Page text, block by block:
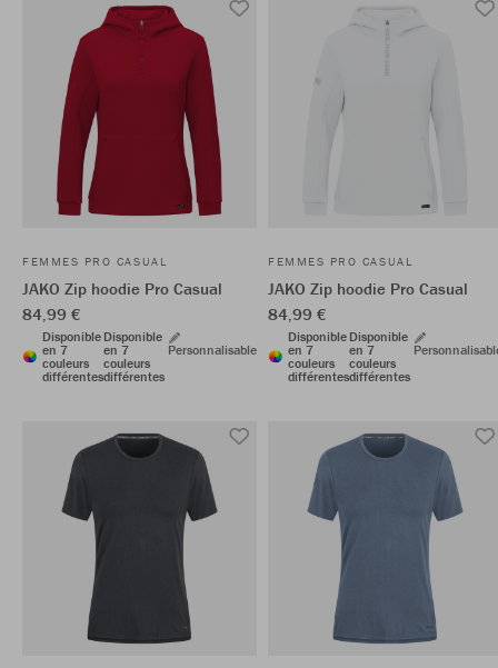
FEMMES PRO CASUAL
JAKO Zip hoodie Pro Casual
84,99 €
Disponible
en 7
couleurs
différentes
Disponible
en 7
couleurs
différentes
Personnalisable
FEMMES PRO CASUAL
JAKO Zip hoodie Pro Casual
84,99 €
Disponible
en 7
couleurs
différentes
Disponible
en 7
couleurs
différentes